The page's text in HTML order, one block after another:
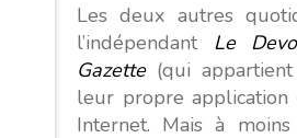
Les deux autres
l’indépendant Le
Gazette (qui
leur propre
Internet. Mais à moins